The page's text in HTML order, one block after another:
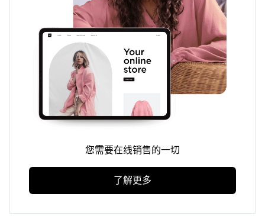
您需要在线销售的一切
了解更多